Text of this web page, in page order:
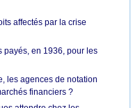
affectés par la crise
payés, en 1936, pour les
les agences de notation
financiers ?